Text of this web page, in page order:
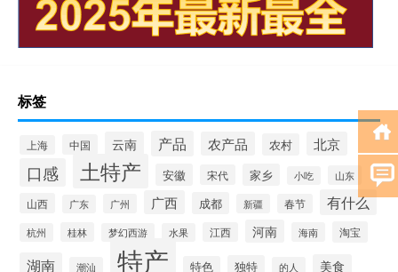
标签
上海 中国 云南 产品 农产品 农村 北京
口感 土特产 安徽 宋代 家乡 小吃 山东
山西 广东 广州 广西 成都 新疆 春节 有什么
杭州 桂林 梦幻西游 水果 江西 河南 海南 淘宝
湖南 潮汕 特产 特色 独特 的人 美食